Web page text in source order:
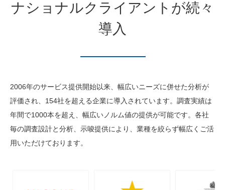
ナショナルクライアントが続々
導入
2006年のサービス提供開始以来、幅広いニーズに併せた分析が
評価され、154社を超える企業に導入されています。調査実績は
年間で1000本を超え、幅広いノルム値の提供が可能です。各社
毎の調査設計と分析、示唆提供により、業種を絞らず幅広くご活
用いただけております。